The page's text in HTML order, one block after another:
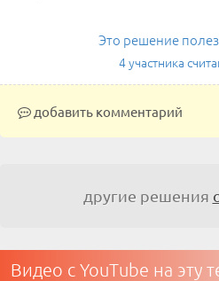
Это решение
4 участника
добавить комментарий
другие решения
Видео с YouTube на эту